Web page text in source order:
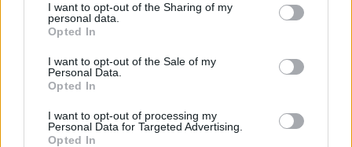
not limited to your visit or usage behaviour. You may click to
grant or deny consent to Google and its third-party tags to
use your data for below specified purposes in below Google
consent section.
I want to opt-out of the Sharing of my
personal data.
Opted In
I want to opt-out of the Sale of my
Personal Data.
Opted In
I want to opt-out of processing my
Personal Data for Targeted Advertising.
Opted In
A Classic céges autóival viszik
házhoz Orbán levelét, és azt is
megkérdezik, ki kér mozgóurnát